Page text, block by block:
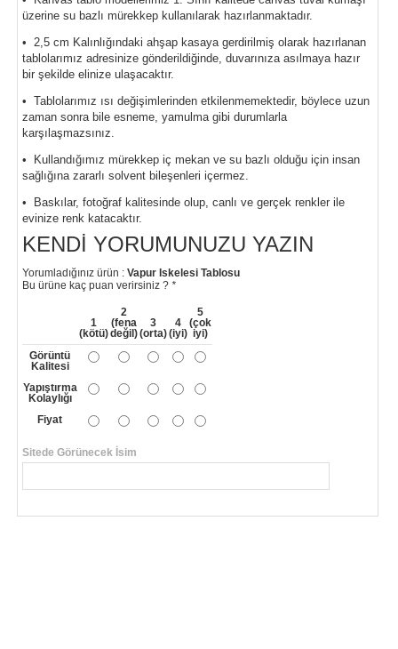
üzerine su bazlı mürekkep kullanılarak hazırlanmaktadır.
• 2,5 cm Kalınlığındaki ahşap kasaya gerdirilmiş olarak hazırlanan
tablolarımız adresinize gönderildiğinde, duvarınıza asılmaya hazır
bir şekilde elinize ulaşacaktır.
• Tablolarımız ısı değişimlerinden etkilenmemektedir, böylece uzun
zaman sonra bile esneme, yamulma gibi durumlarla
karşılaşmazsınız.
• Kullandığımız mürekkep iç mekan ve su bazlı olduğu için insan
sağlığına zararlı solvent bileşenleri içermez.
• Baskılar, fotoğraf kalitesinde olup, canlı ve gerçek renkler ile
evinize renk katacaktır.
KENDI YORUMUNUZU YAZIN
Yorumladığınız ürün : Vapur Iskelesi Tablosu
Bu ürüne kaç puan verirsiniz ? *
1
(kötü)
2
(fena
değil)
3
(orta)
4
(iyi)
5
(çok
iyi)
Görüntü
Kalitesi
Yapıştırma
Kolaylığı
Fiyat
Sitede Görünecek İsim